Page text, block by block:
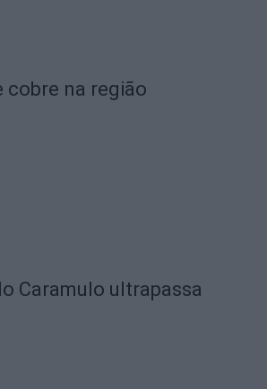
cobre na região
Caramulo ultrapassa